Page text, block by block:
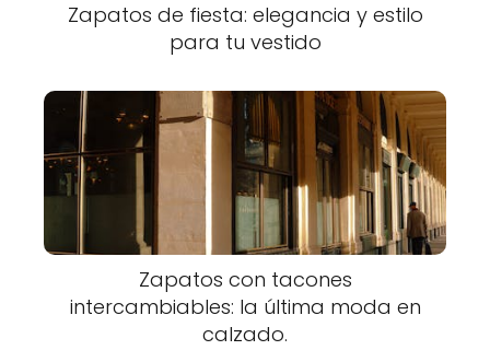
Zapatos de fiesta: elegancia y estilo
para tu vestido
Zapatos con tacones
intercambiables: la última moda en
calzado.